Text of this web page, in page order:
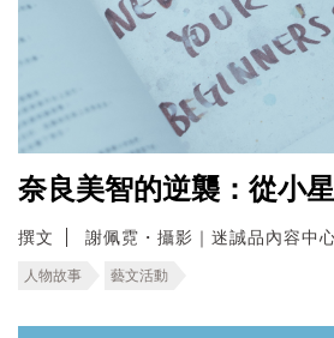
奈良美智的逆襲：從小
撰文 謝佩霓・攝影｜迷誠品內容中
人物故事 藝文活動